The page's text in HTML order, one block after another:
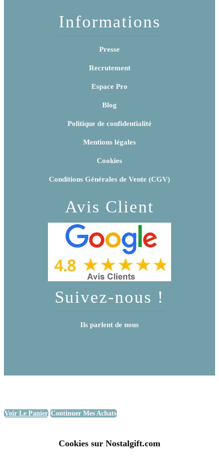
Informations
Presse
Recrutement
Espace Pro
Blog
Politique de confidentialité
Mentions légales
Cookies
Conditions Générales de Vente (CGV)
Avis Client
Suivez-nous !
Ils parlent de nous
Voir Le Panier Continuer Mes Achats
Cookies sur Nostalgift.com